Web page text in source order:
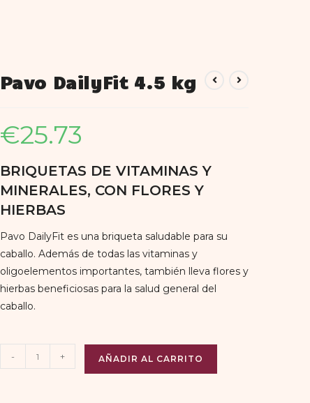
Pavo DailyFit 4.5 kg
€25.73
BRIQUETAS DE VITAMINAS Y
MINERALES, CON FLORES Y
HIERBAS
Pavo DailyFit es una briqueta saludable para su
caballo. Además de todas las vitaminas y
oligoelementos importantes, también lleva flores y
hierbas beneficiosas para la salud general del
caballo.
- + AÑADIR AL CARRITO